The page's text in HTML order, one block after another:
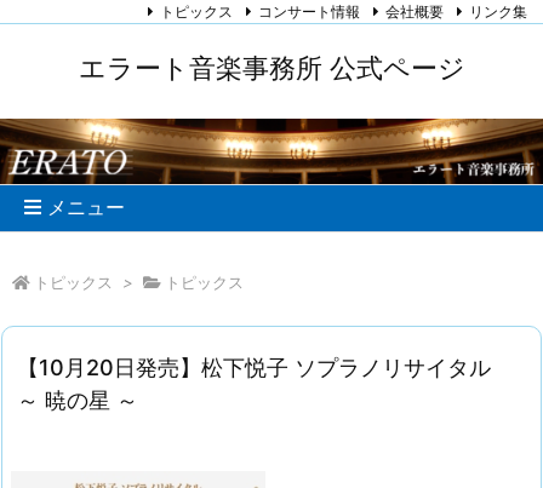
エラート音楽事務所 公式ページ
メニュー
トピックス コンサート情報 会社概要 リンク集
トピックス > トピックス
【10月20日発売】松下悦子 ソプラノリサイタル
～ 暁の星 ～